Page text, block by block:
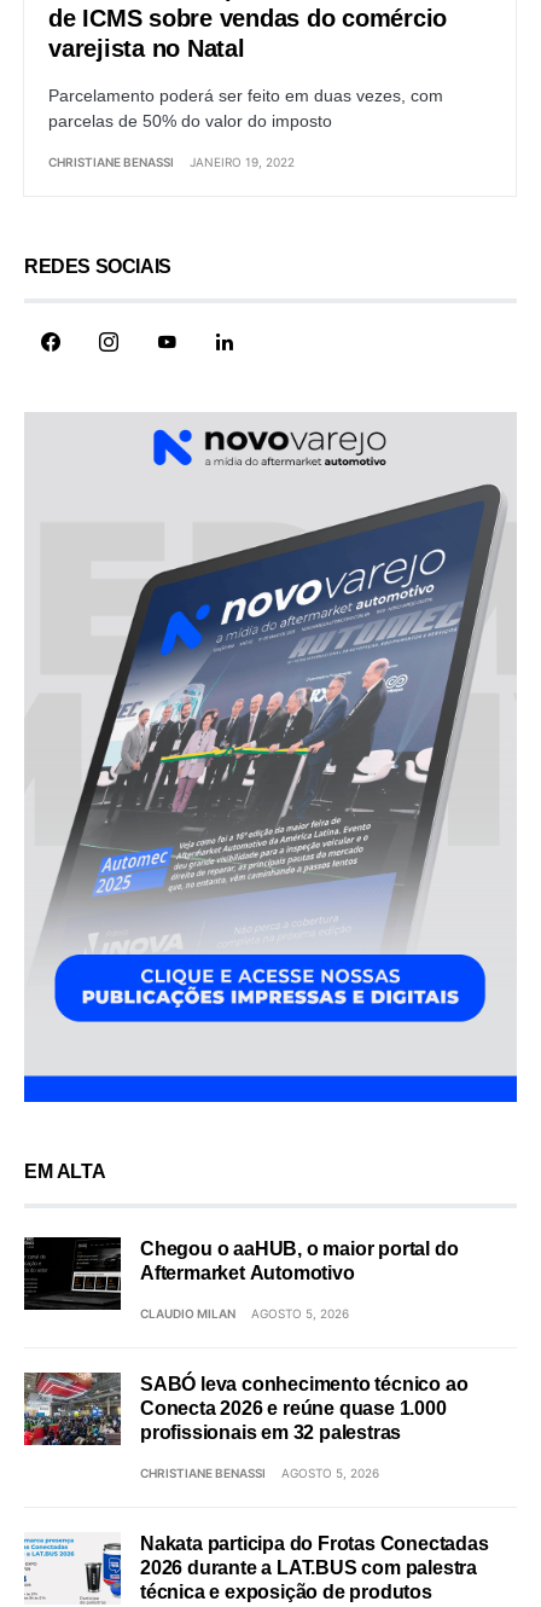
de ICMS sobre vendas do comércio
varejista no Natal
Parcelamento poderá ser feito em duas vezes, com
parcelas de 50% do valor do imposto
CHRISTIANE BENASSI JANEIRO 19, 2022
REDES SOCIAIS
EM ALTA
Chegou o aaHUB, o maior portal do
Aftermarket Automotivo
CLAUDIO MILAN AGOSTO 5, 2026
SABÓ leva conhecimento técnico ao
Conecta 2026 e reúne quase 1.000
profissionais em 32 palestras
CHRISTIANE BENASSI AGOSTO 5, 2026
Nakata participa do Frotas Conectadas
2026 durante a LAT.BUS com palestra
técnica e exposição de produtos